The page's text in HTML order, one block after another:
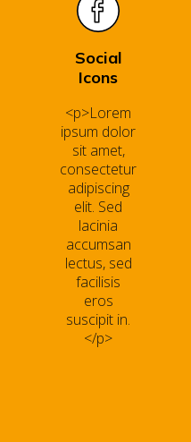
Social
Icons
<p>Lorem
ipsum dolor
sit amet,
consectetur
adipiscing
elit. Sed
lacinia
accumsan
lectus, sed
facilisis
eros
suscipit in.
</p>